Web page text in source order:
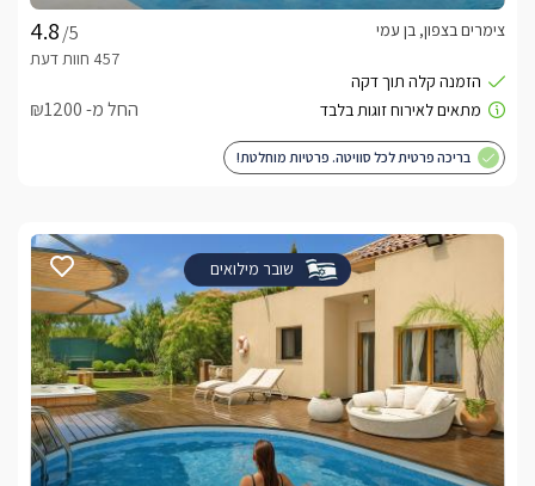
/5
צימרים בצפון, בן עמי
החל מ- ₪1200
בריכה פרטית לכל סוויטה. פרטיות מוחלטת!
שובר מילואים